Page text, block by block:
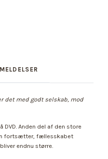
det med godt selskab, mod
DVD. Anden del af den store
fortsætter, fællesskabet
endnu større.